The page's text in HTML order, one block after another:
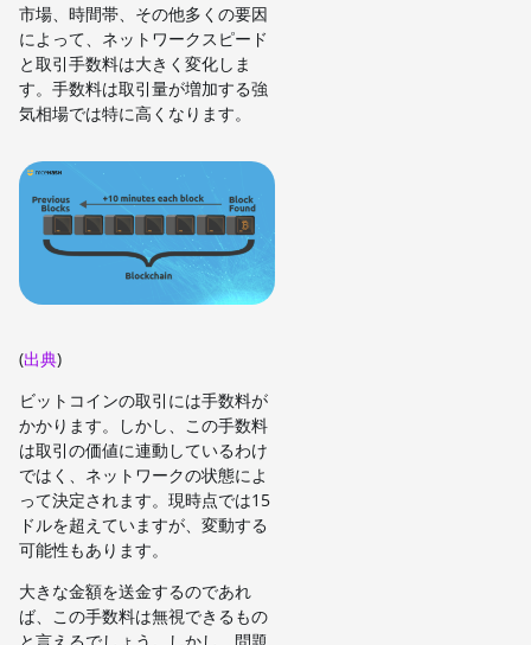
市場、時間帯、その他多くの要因
によって、ネットワークスピード
と取引手数料は大きく変化しま
す。手数料は取引量が増加する強
気相場では特に高くなります。
(出典)
ビットコインの取引には手数料が
かかります。しかし、この手数料
は取引の価値に連動しているわけ
ではく、ネットワークの状態によ
って決定されます。現時点では15
ドルを超えていますが、変動する
可能性もあります。
大きな金額を送金するのであれ
ば、この手数料は無視できるもの